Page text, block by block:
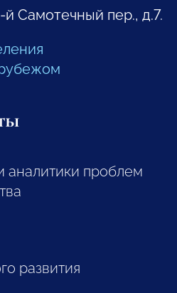
й Самотечный пер., д.7.
аналитики проблем
развития